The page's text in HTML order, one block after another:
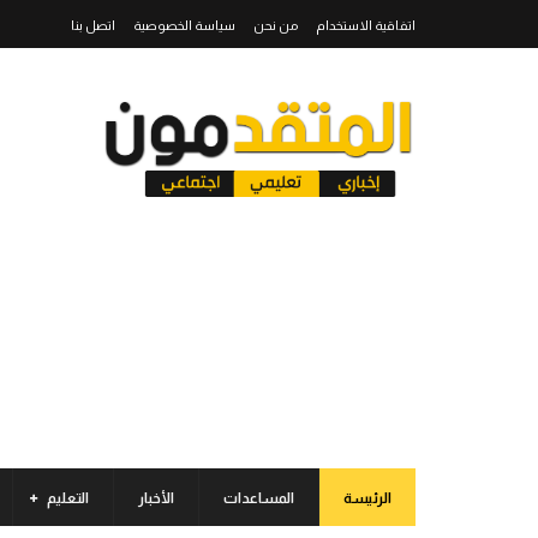
اتفاقية الاستخدام من نحن سياسة الخصوصية اتصل بنا
الرئيسة المساعدات الأخبار التعليم